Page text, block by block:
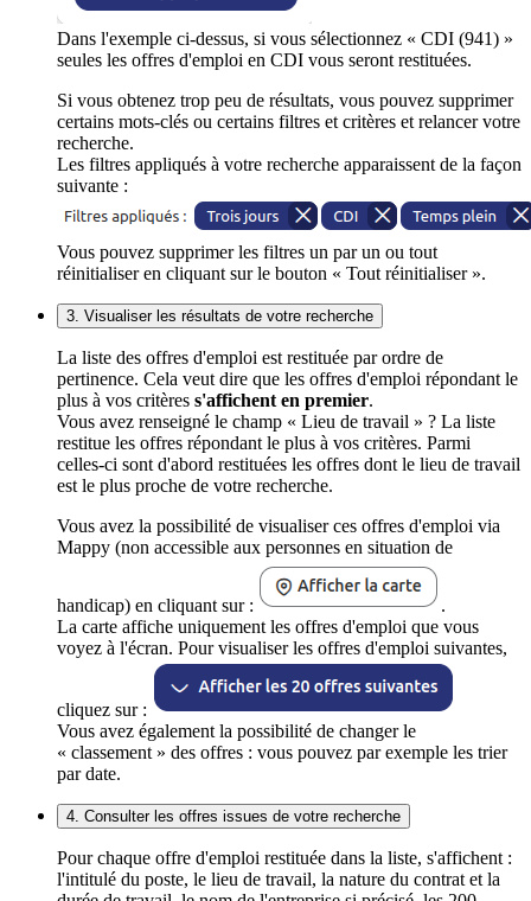
Dans l'exemple ci-dessus, si vous sélectionnez « CDI (941) »
seules les offres d'emploi en CDI vous seront restituées.
Si vous obtenez trop peu de résultats, vous pouvez supprimer
certains mots-clés ou certains filtres et critères et relancer votre
recherche.
Les filtres appliqués à votre recherche apparaissent de la façon
suivante :
Vous pouvez supprimer les filtres un par un ou tout
réinitialiser en cliquant sur le bouton « Tout réinitialiser ».
3. Visualiser les résultats de votre recherche
La liste des offres d'emploi est restituée par ordre de
pertinence. Cela veut dire que les offres d'emploi répondant le
plus à vos critères s'affichent en premier.
Vous avez renseigné le champ « Lieu de travail » ? La liste
restitue les offres répondant le plus à vos critères. Parmi
celles-ci sont d'abord restituées les offres dont le lieu de travail
est le plus proche de votre recherche.
Vous avez la possibilité de visualiser ces offres d'emploi via
Mappy (non accessible aux personnes en situation de
handicap) en cliquant sur :
.
La carte affiche uniquement les offres d'emploi que vous
voyez à l'écran. Pour visualiser les offres d'emploi suivantes,
cliquez sur :
Vous avez également la possibilité de changer le
« classement » des offres : vous pouvez par exemple les trier
par date.
4. Consulter les offres issues de votre recherche
Pour chaque offre d'emploi restituée dans la liste, s'affichent :
l'intitulé du poste, le lieu de travail, la nature du contrat et la